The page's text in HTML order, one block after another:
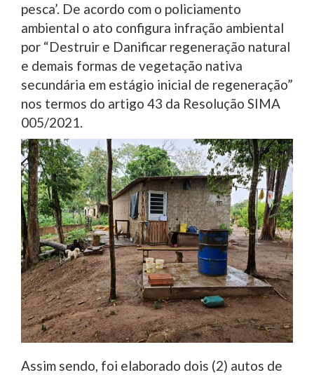
pesca’. De acordo com o policiamento
ambiental o ato configura infração ambiental
por “Destruir e Danificar regeneração natural
e demais formas de vegetação nativa
secundária em estágio inicial de regeneração”
nos termos do artigo 43 da Resolução SIMA
005/2021.
Assim sendo, foi elaborado dois (2) autos de